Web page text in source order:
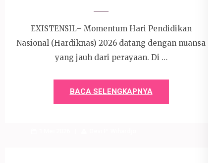
EXISTENSIL– Momentum Hari Pendidikan
Nasional (Hardiknas) 2026 datang dengan nuansa
yang jauh dari perayaan. Di …
BACA SELENGKAPNYA